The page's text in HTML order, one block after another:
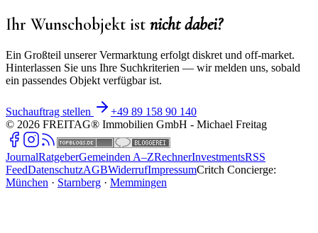
Ihr Wunschobjekt ist nicht dabei?
Ein Großteil unserer Vermarktung erfolgt diskret und off-market.
Hinterlassen Sie uns Ihre Suchkriterien — wir melden uns, sobald
ein passendes Objekt verfügbar ist.
Suchauftrag stellen
+49 89 158 90 140
© 2026 FREITAG® Immobilien GmbH - Michael Freitag
JournalRatgeberGemeinden A–ZRechnerInvestmentsRSS
FeedDatenschutzAGBWiderrufImpressumCritch Concierge:
München · Starnberg · Memmingen